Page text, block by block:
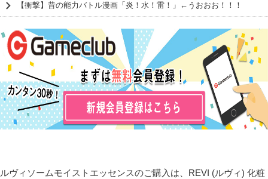
【衝撃】昔の能力バトル漫画「炎！水！雷！」←うおおお！！！
ルヴィソームモイストエッセンスのご購入は、REVI (ルヴィ) 化粧